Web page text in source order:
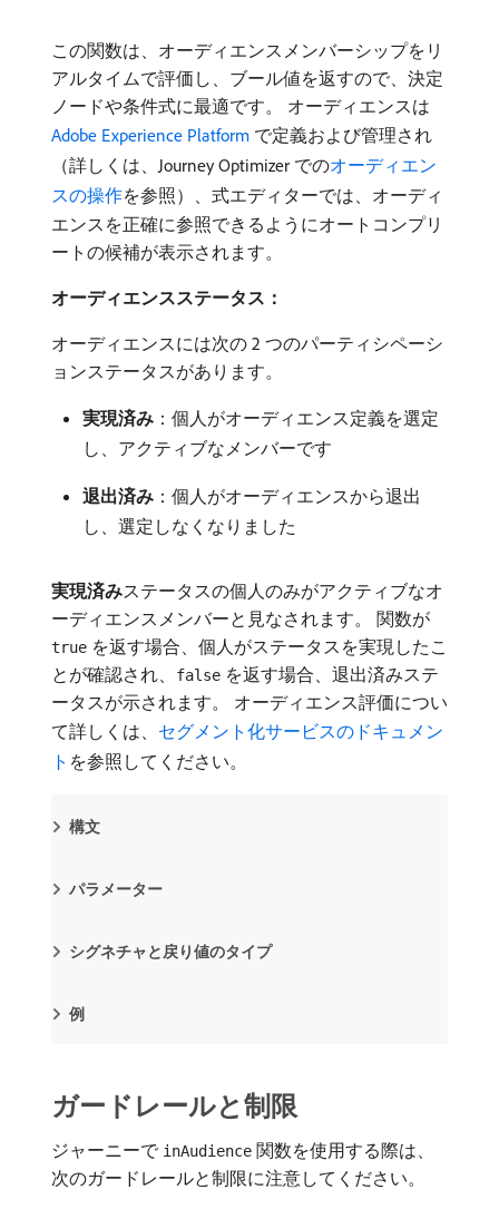
この関数は、オーディエンスメンバーシップをリ
アルタイムで評価し、ブール値を返すので、決定
ノードや条件式に最適です。 オーディエンスは
Adobe Experience Platform で定義および管理され
（詳しくは、Journey Optimizer でのオーディエン
スの操作を参照）、式エディターでは、オーディ
エンスを正確に参照できるようにオートコンプリ
ートの候補が表示されます。
オーディエンスステータス：
オーディエンスには次の 2 つのパーティシペーシ
ョンステータスがあります。
実現済み ：個人がオーディエンス定義を選定
し、アクティブなメンバーです
退出済み ：個人がオーディエンスから退出
し、選定しなくなりました
実現済み​ステータスの個人のみがアクティブなオ
ーディエンスメンバーと見なされます。 関数が
true を返す場合、個人がステータスを実現したこ
とが確認され、
false を返す場合、退出済みステ
ータスが示されます。 オーディエンス評価につい
て詳しくは、 セグメント化サービスのドキュメン
ト を参照してください。
構文
パラメーター
シグネチャと戻り値のタイプ
例
ガードレールと制限
ジャーニーで inAudience 関数を使用する際は、
次のガードレールと制限に注意してください。